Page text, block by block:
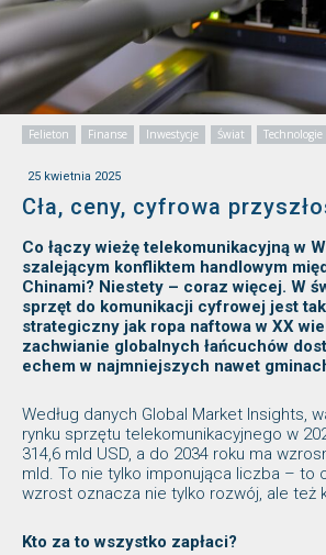
Felieton Finanse Inwestycje Świat Technologie
25 kwietnia 2025
Cła, ceny, cyfrowa
Co łączy wieżę telekomunikacyjną w
szalejącym konfliktem handlowym
Chinami? Niestety – coraz więcej. W
sprzęt do komunikacji cyfrowej jest
strategiczny jak ropa naftowa w XX
zachwianie globalnych łańcuchów
echem w najmniejszych nawet
Według danych Global Market Insights,
rynku sprzętu telekomunikacyjnego w
314,6 mld USD, a do 2034 roku ma
mld. To nie tylko imponująca liczba – to
wzrost oznacza nie tylko rozwój, ale też
Kto za to wszystko zapłaci?